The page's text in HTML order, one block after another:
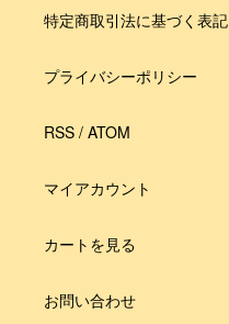
特定商取引法に基づく表記
プライバシーポリシー
RSS / ATOM
マイアカウント
カートを見る
お問い合わせ